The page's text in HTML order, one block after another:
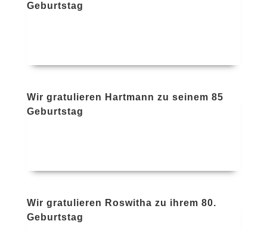
Geburtstag
Wir gratulieren Hartmann zu seinem 85
Geburtstag
Wir gratulieren Roswitha zu ihrem 80.
Geburtstag